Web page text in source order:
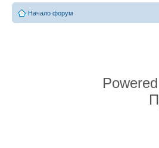
Начало форум